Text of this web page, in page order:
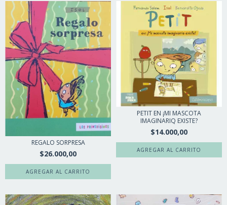
REGALO SORPRESA
$26.000,00
PETIT EN ¡MI MASCOTA
IMAGINARIQ EXISTE?
$14.000,00